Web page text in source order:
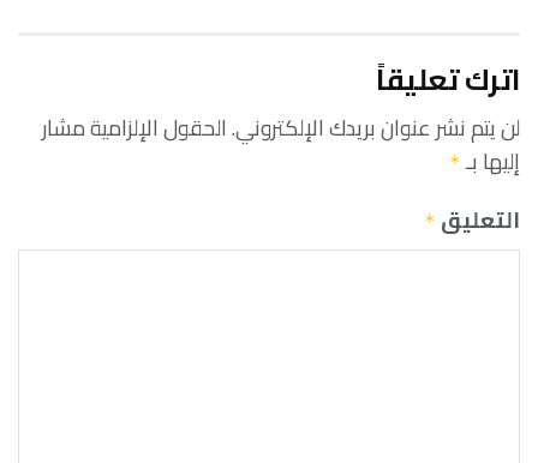
اترك تعليقاً
لن يتم نشر عنوان بريدك الإلكتروني.الحقول الإلزامية مشار
إليها بـ *
التعليق *